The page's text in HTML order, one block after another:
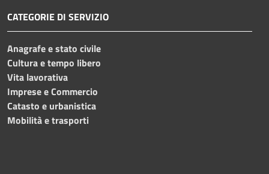
CATEGORIE DI SERVIZIO
Anagrafe e stato civile
Cultura e tempo libero
Vita lavorativa
Imprese e Commercio
Catasto e urbanistica
Mobilità e trasporti